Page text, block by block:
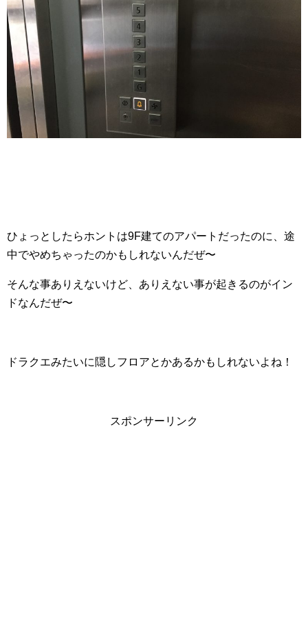
ひょっとしたらホントは9F建てのアパートだったのに、途
中でやめちゃったのかもしれないんだぜ〜
そんな事ありえないけど、ありえない事が起きるのがイン
ドなんだぜ〜
ドラクエみたいに隠しフロアとかあるかもしれないよね！
スポンサーリンク